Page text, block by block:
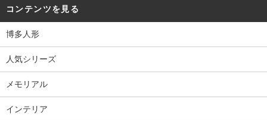
コンテンツを見る
博多人形
人気シリーズ
メモリアル
インテリア